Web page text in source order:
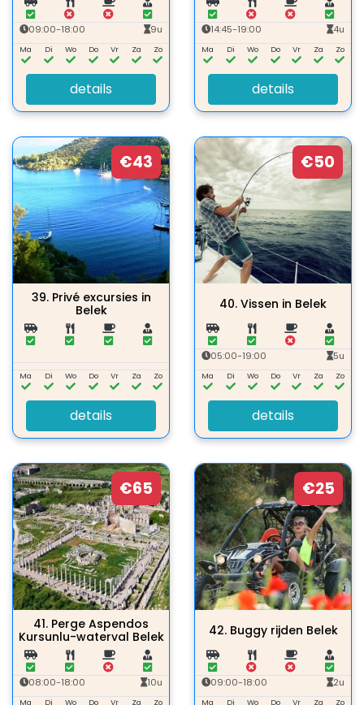
09:00-18:00 9u
Ma Di Wo Do Vr Za Zo
details
14:45-19:00 4u
Ma Di Wo Do Vr Za Zo
details
€43
39. Privé excursies in
Belek
Ma Di Wo Do Vr Za Zo
details
€50
40. Vissen in Belek
05:00-19:00 5u
Ma Di Wo Do Vr Za Zo
details
€65
41. Perge Aspendos
Kursunlu-waterval Belek
08:00-18:00 10u
Ma Di Wo Do Vr Za Zo
€25
42. Buggy rijden Belek
09:00-18:00 2u
Ma Di Wo Do Vr Za Zo